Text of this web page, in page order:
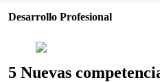
Desarrollo Profesional
5 Nuevas